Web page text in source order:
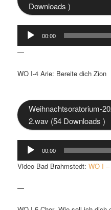
Downloads )
Audio-
Player
00:00
—
WO I-4 Arie: Bereite dich Zion
Weihnachtsoratorium-
2.wav (54 Downloads )
Audio-
Player
00:00
Video Bad Brahmstedt:WO I
—